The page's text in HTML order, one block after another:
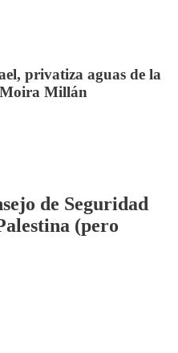
privatiza aguas de la
Millán
de Seguridad
(pero